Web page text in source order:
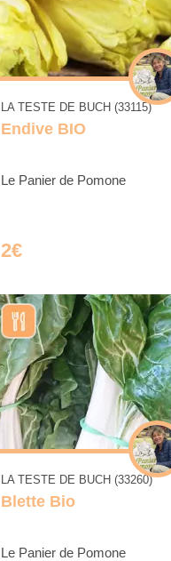
LA TESTE DE BUCH (33115)
Endive BIO
Le Panier de Pomone
2€
LA TESTE DE BUCH (33260)
Blette Bio
Le Panier de Pomone